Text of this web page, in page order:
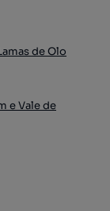
de Olo
e Vale de